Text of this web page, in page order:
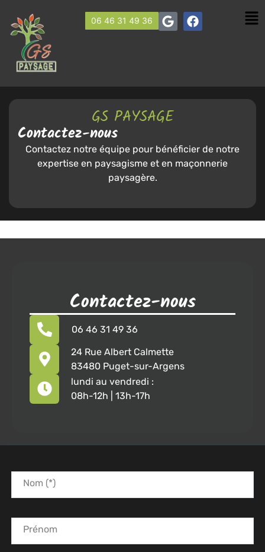
06 46 31 49 36
GS PAYSAGE
Contactez-nous
Contactez notre équipe pour bénéficier de notre
expertise en paysagisme et en maçonnerie
paysagère.
Contactez-nous
06 46 31 49 36
24 Rue Albert Calmette
83480 Puget-sur-Argens
lundi au vendredi :
08h-12h | 13h-17h
Nom (*)
Prénom